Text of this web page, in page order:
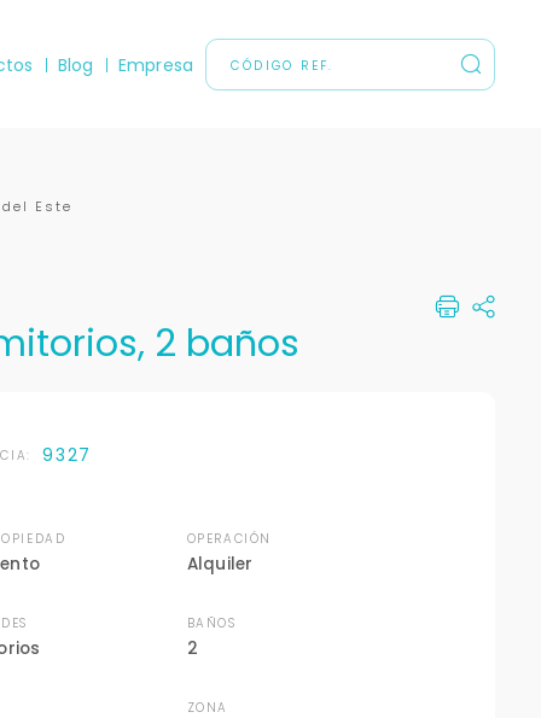
Blog Empresa
Este
2 baños
9327
OPERACIÓN
Alquiler
BAÑOS
2
ZONA